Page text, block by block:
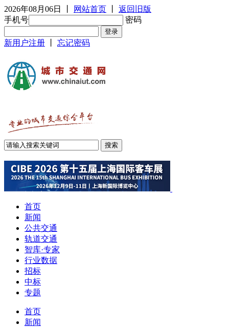
2026年08月06日 网站首页
返回旧版
手机号
密码
新用户注册 忘记密码
首页
新闻
公共交通
轨道交通
智库·专家
行业数据
招标
中标
专题
首页
新闻